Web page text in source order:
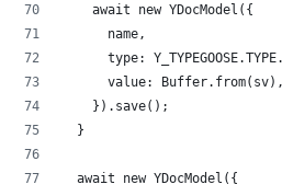
		await new YDocModel({
			name,
type:
			value: Buffer.from(sv),
		}).save();
	}
	await new YDocModel({